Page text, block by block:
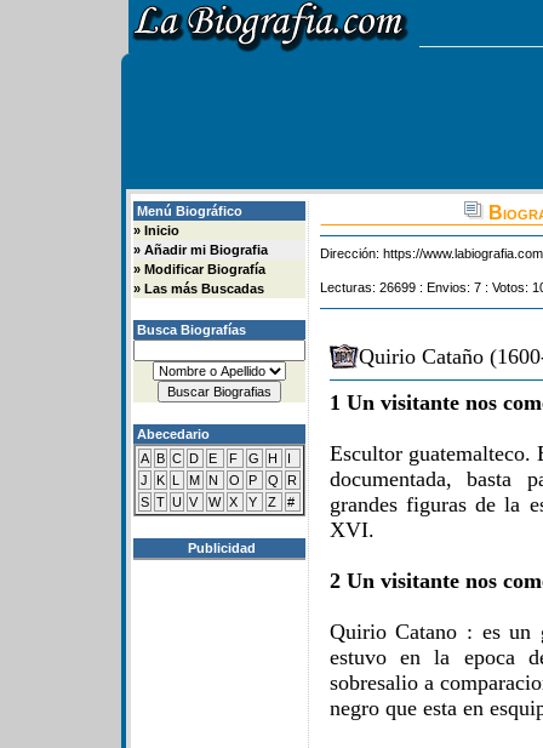
Menú Biográfico
» Inicio
» Añadir mi Biografia
» Modificar Biografía
» Las más Buscadas
Busca Biografías
Abecedario
A B C D E F G H
I
J
K L M N O P Q
R
S T U V W X Y Z #
Publicidad
Dirección: https://
Lecturas: 26699 : Envios: 7 : Votos:
Quirio Cataño
1 Un visitante nos
Escultor guatemalteco.
documentada, basta
grandes figuras de la
XVI.
2 Un visitante nos
Quirio Catano : es un
estuvo en la epoca
sobresalio a
negro que esta en